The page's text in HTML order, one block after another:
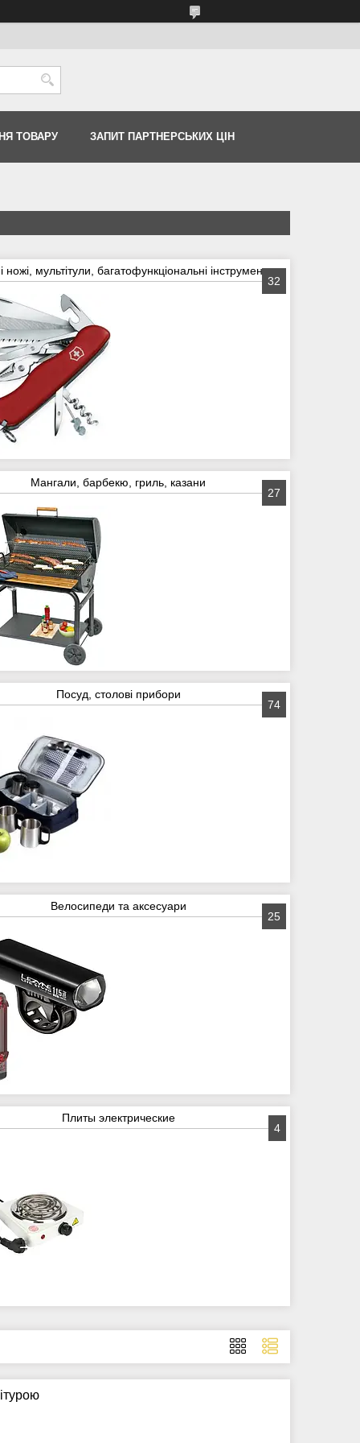
ТОВАРУ ЗАПИТ ПАРТНЕРСЬКИХ ЦІН
ножі, мультітули, багатофункціональні інструменти
32
Мангали, барбекю, гриль, казани
27
Посуд, столові прибори
74
Велосипеди та аксесуари
25
Плиты электрические
4